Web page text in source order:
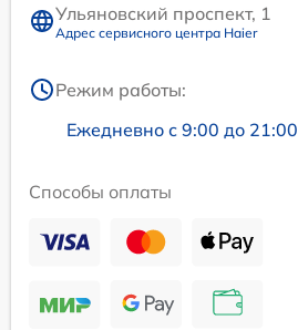
Ульяновский проспект, 1
Адрес сервисного центра Haier
Режим работы:
Ежедневно с 9:00 до 21:00
Способы оплаты